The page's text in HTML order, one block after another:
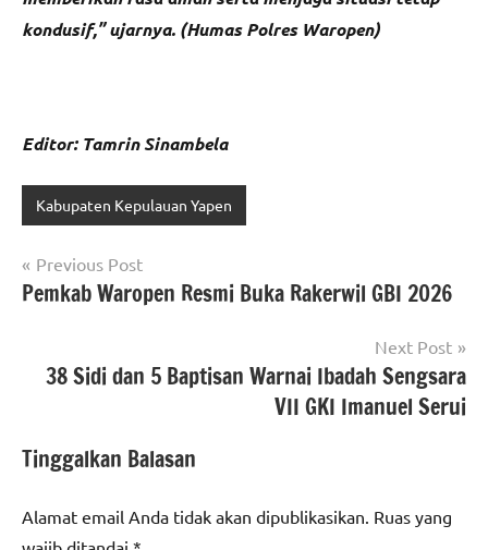
kondusif,” ujarnya. (Humas Polres Waropen)
Editor: Tamrin Sinambela
Kabupaten Kepulauan Yapen
Navigasi
pos
Previous Post
Pemkab Waropen Resmi Buka Rakerwil GBI 2026
Next Post
38 Sidi dan 5 Baptisan Warnai Ibadah Sengsara
VII GKI Imanuel Serui
Tinggalkan Balasan
Alamat email Anda tidak akan dipublikasikan. Ruas yang